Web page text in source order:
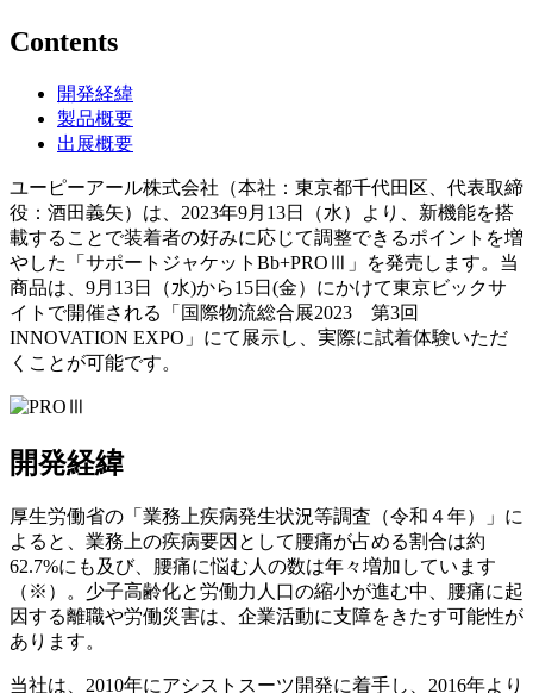
Contents
開発経緯
製品概要
出展概要
ユーピーアール株式会社（本社：東京都千代田区、代表取締
役：酒田義矢）は、2023年9月13日（水）より、新機能を搭
載することで装着者の好みに応じて調整できるポイントを増
やした「サポートジャケットBb+PROⅢ」を発売します。当
商品は、9月13日（水)から15日(金）にかけて東京ビックサ
イトで開催される「国際物流総合展2023 第3回
INNOVATION EXPO」にて展示し、実際に試着体験いただ
くことが可能です。
開発経緯
厚生労働省の「業務上疾病発生状況等調査（令和４年）」に
よると、業務上の疾病要因として腰痛が占める割合は約
62.7%にも及び、腰痛に悩む人の数は年々増加しています
（※）。少子高齢化と労働力人口の縮小が進む中、腰痛に起
因する離職や労働災害は、企業活動に支障をきたす可能性が
あります。
当社は、2010年にアシストスーツ開発に着手し、2016年より